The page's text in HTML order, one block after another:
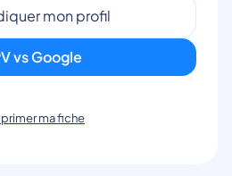
mon profil
vs Google
ma fiche